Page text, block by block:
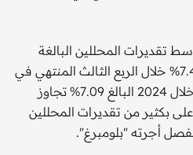
تقديرات المحللين البالغة
6.7% ويُقارن مع نمو بنسبة 7.4% خلال الربع الثالث المنتهي في
أكتوبر. معدل النمو السنوي خلال 2024 البالغ 7.09% تجاوز
عند 6.5% وأعلى بكثير من تقديرات المحللين